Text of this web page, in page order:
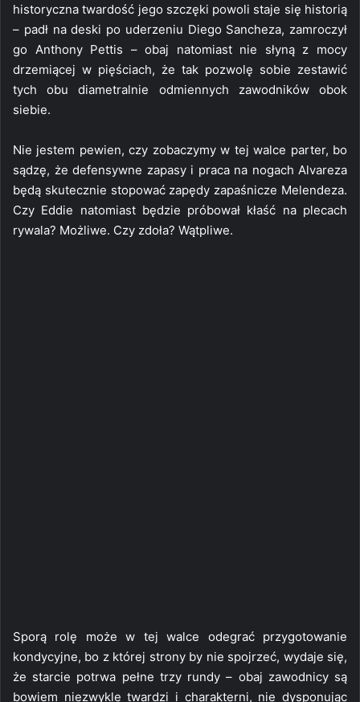
historyczna twardość jego szczęki powoli staje się historią
– padł na deski po uderzeniu Diego Sancheza, zamroczył
go Anthony Pettis – obaj natomiast nie słyną z mocy
drzemiącej w pięściach, że tak pozwolę sobie zestawić
tych obu diametralnie odmiennych zawodników obok
siebie.
Nie jestem pewien, czy zobaczymy w tej walce parter, bo
sądzę, że defensywne zapasy i praca na nogach Alvareza
będą skutecznie stopować zapędy zapaśnicze Melendeza.
Czy Eddie natomiast będzie próbował kłaść na plecach
rywala? Możliwe. Czy zdoła? Wątpliwe.
Sporą rolę może w tej walce odegrać przygotowanie
kondycyjne, bo z której strony by nie spojrzeć, wydaje się,
że starcie potrwa pełne trzy rundy – obaj zawodnicy są
bowiem niezwykle twardzi i charakterni, nie dysponując